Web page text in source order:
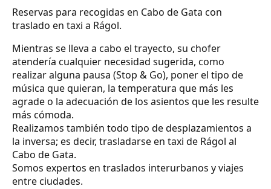
Reservas para recogidas en Cabo de Gata con
traslado en taxi a Rágol.
Mientras se lleva a cabo el trayecto, su chofer
atendería cualquier necesidad sugerida, como
realizar alguna pausa (Stop & Go), poner el tipo de
música que quieran, la temperatura que más les
agrade o la adecuación de los asientos que les resulte
más cómoda.
Realizamos también todo tipo de desplazamientos a
la inversa; es decir, trasladarse en taxi de Rágol al
Cabo de Gata.
Somos expertos en traslados interurbanos y viajes
entre ciudades.